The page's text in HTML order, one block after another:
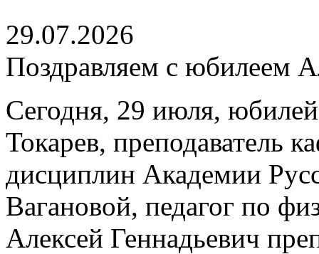
29.07.2026
Поздравляем с юбилеем
Сегодня, 29 июля,
Токарев, преподаватель
дисциплин Академии
Вагановой, педагог по
Алексей Геннадьевич